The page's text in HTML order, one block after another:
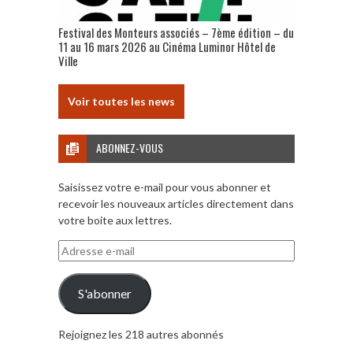
Festival des Monteurs associés – 7ème édition – du
11 au 16 mars 2026 au Cinéma Luminor Hôtel de
Ville
Voir toutes les news
ABONNEZ-VOUS
Saisissez votre e-mail pour vous abonner et
recevoir les nouveaux articles directement dans
votre boite aux lettres.
Adresse
e-
mail
S'abonner
Rejoignez les 218 autres abonnés